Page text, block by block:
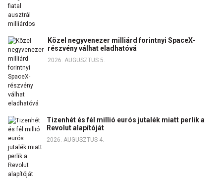
Közel negyvenezer milliárd forintnyi SpaceX-
részvény válhat eladhatóvá
2026. AUGUSZTUS 5.
Tizenhét és fél millió eurós jutalék miatt perlik a
Revolut alapítóját
2026. AUGUSZTUS 4.